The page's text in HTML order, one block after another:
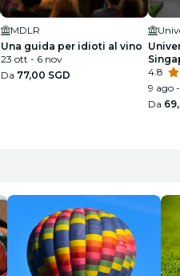
MDLR
Una guida per idioti al vino
23 ott - 6 nov
Da 77,00 SGD
4.8
9 ago
Da